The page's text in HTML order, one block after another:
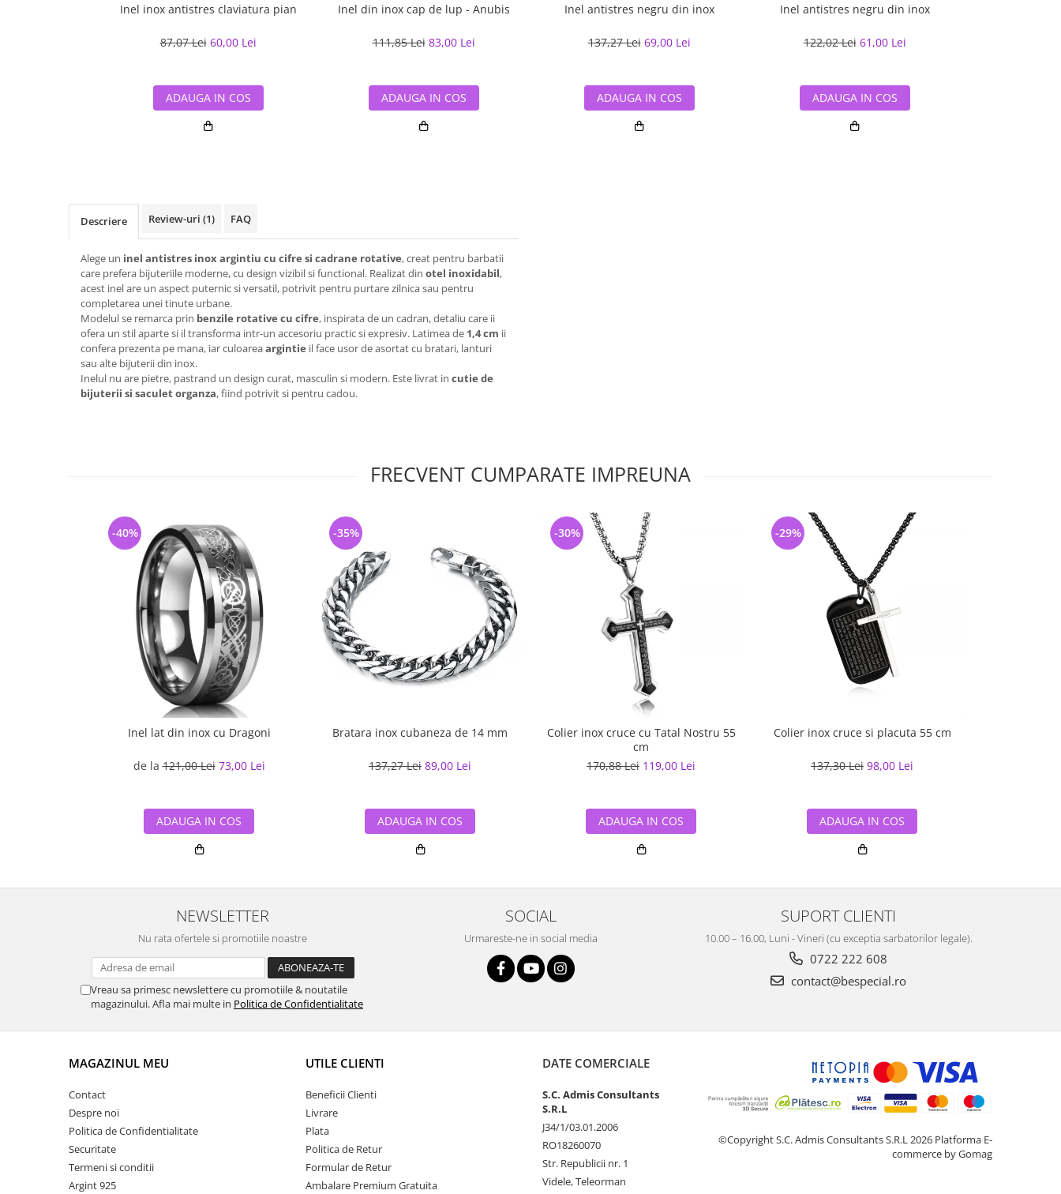
Inel inox antistres claviatura pian
87,07 Lei 60,00 Lei
ADAUGA IN COS
Inel din inox cap de lup - Anubis
111,85 Lei 83,00 Lei
ADAUGA IN COS
Inel antistres negru din inox
137,27 Lei 69,00 Lei
ADAUGA IN COS
Inel antistres negru din inox
122,02 Lei 61,00 Lei
ADAUGA IN COS
Descriere Review-uri (1) FAQ
Alege un inel antistres inox argintiu cu cifre si cadrane rotative, creat pentru barbatii
care prefera bijuteriile moderne, cu design vizibil si functional. Realizat din otel inoxidabil,
acest inel are un aspect puternic si versatil, potrivit pentru purtare zilnica sau pentru
completarea unei tinute urbane.
Modelul se remarca prin benzile rotative cu cifre, inspirata de un cadran, detaliu care ii
ofera un stil aparte si il transforma intr-un accesoriu practic si expresiv. Latimea de 1,4 cm ii
confera prezenta pe mana, iar culoareaargintie il face usor de asortat cu bratari, lanturi
sau alte bijuterii din inox.
Inelul nu are pietre, pastrand un design curat, masculin si modern. Este livrat in cutie de
bijuterii si saculet organza, fiind potrivit si pentru cadou.
FRECVENT CUMPARATE IMPREUNA
Inel lat din inox cu Dragoni
de la121,00 Lei 73,00 Lei
-40%
ADAUGA IN COS
Bratara inox cubaneza de 14 mm
137,27 Lei 89,00 Lei
-35%
ADAUGA IN COS
Colier inox cruce cu Tatal Nostru 55
cm
170,88 Lei 119,00 Lei
-30%
ADAUGA IN COS
Colier inox cruce si placuta 55 cm
137,30 Lei 98,00 Lei
-29%
ADAUGA IN COS
NEWSLETTER
Nu rata ofertele si promotiile noastre
Vreau sa primesc newslettere cu promotiile & noutatile
magazinului. Afla mai multe in Politica de Confidentialitate
SOCIAL
Urmareste-ne in social media
SUPORT CLIENTI
10.00 – 16.00, Luni - Vineri (cu exceptia sarbatorilor legale).
0722 222 608
contact@bespecial.ro
MAGAZINUL MEU
Contact
Despre noi
Politica de Confidentialitate
Securitate
Termeni si conditii
Argint 925
UTILE CLIENTI
Beneficii Clienti
Livrare
Plata
Politica de Retur
Formular de Retur
Ambalare Premium Gratuita
DATE COMERCIALE
S.C. Admis Consultants
S.R.L
J34/1/03.01.2006
RO18260070
Str. Republicii nr. 1
Videle, Teleorman
©Copyright S.C. Admis Consultants S.R.L 2026 Platforma E-
commerce by Gomag